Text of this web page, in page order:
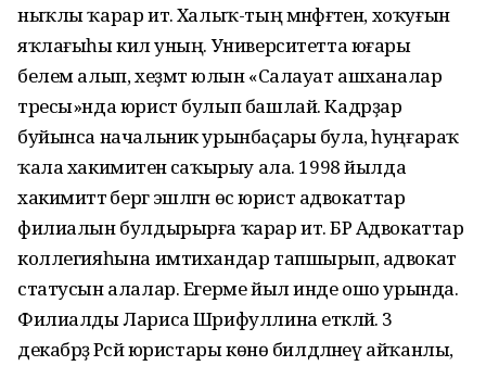
ныҡлы ҡарар итә. Халыҡ-тың мәнфәғәтен, хоҡуғын
яҡлағыһы килә уның. Университетта юғары
белем алып, хеҙмәт юлын «Салауат ашханалар
тресы»нда юрист булып башлай. Кадрҙар
буйынса начальник урынбаҫары була, һуңғараҡ
ҡала хакимиәтенә саҡырыу ала. 1998 йылда
хакимиәттә бергә эшләгән өс юрист адвокаттар
филиалын булдырырға ҡарар итә. БР Адвокаттар
коллегияһына имтихандар тапшырып, адвокат
статусын алалар. Егерме йыл инде ошо урында.
Филиалды Лариса Шәрифуллина етәкләй. 3
декабрҙә Рәсәй юристары көнө билдәләнеү айҡанлы,